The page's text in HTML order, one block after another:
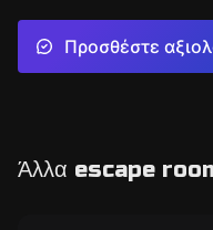
Προσθέστε
Άλλα escape